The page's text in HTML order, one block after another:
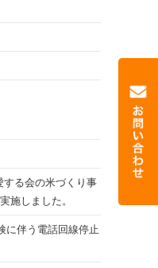
する会の米づくり事
施しました。
に伴う電話回線停止